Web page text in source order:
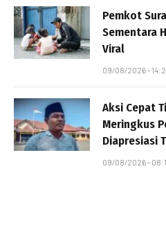
Pemkot
Sementara
Viral
09/08/2026 -
Aksi Cepat
Meringkus
Diapresiasi
09/08/2026 -